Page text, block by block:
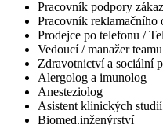
Pracovník podpory
Pracovník reklamačního
Prodejce po telefonu /
Vedoucí / manažer teamu
Zdravotnictví a sociální
Alergolog a imunolog
Anesteziolog
Asistent klinických studií
Biomed.inženýrství